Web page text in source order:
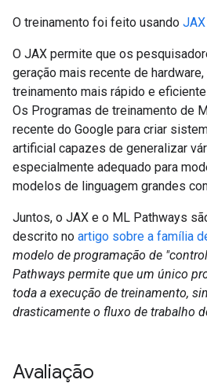
O treinamento foi feito usando JAX
O JAX permite que os
geração mais recente de
treinamento mais rápido e
Os Programas de treinamento de
recente do Google para criar
artificial capazes de generalizar
especialmente adequado para
modelos de linguagem grandes
Juntos, o JAX e o ML Pathways
descrito no artigo sobre a família
modelo de programação de
Pathways permite que um único
toda a execução de treinamento,
drasticamente o fluxo de trabalho
Avaliação